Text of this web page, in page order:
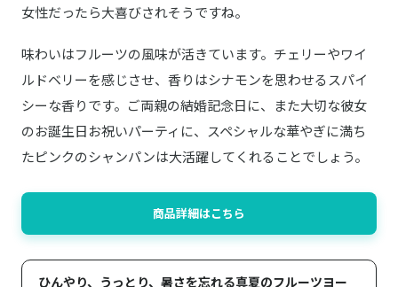
女性だったら大喜びされそうですね。
味わいはフルーツの風味が活きています。チェリーやワイ
ルドベリーを感じさせ、香りはシナモンを思わせるスパイ
シーな香りです。ご両親の結婚記念日に、また大切な彼女
のお誕生日お祝いパーティに、スペシャルな華やぎに満ち
たピンクのシャンパンは大活躍してくれることでしょう。
商品詳細はこちら
ひんやり、うっとり、暑さを忘れる真夏のフルーツヨー